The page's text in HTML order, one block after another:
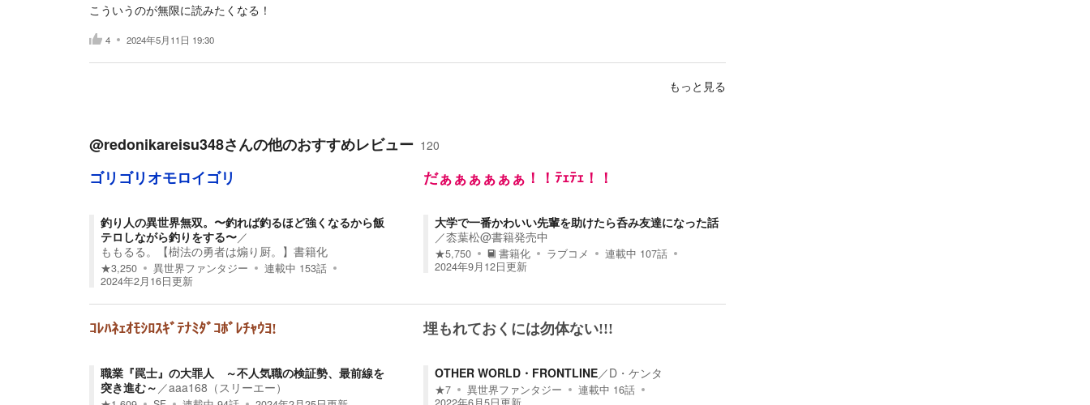
こういうのが無限に読みたくなる！
4 2024年5月11日 19:30
もっと見る
@redonikareisu348さんの他のおすすめレビュー 120
ゴリゴリオモロイゴリ
釣り人の異世界無双。〜釣れば釣るほど強くなるから飯
テロしながら釣りをする〜／
ももるる。【樹法の勇者は煽り厨。】書籍化
★3,250 異世界ファンタジー 連載中 153話
2024年2月16日更新
だぁぁぁぁぁぁ！！ﾃｪﾃｪ！！
大学で一番かわいい先輩を助けたら呑み友達になった話
／枩葉松@書籍発売中
★5,750 書籍化 ラブコメ 連載中 107話
2024年9月12日更新
ｺﾚﾊﾈｪｵﾓｼﾛｽｷﾞﾃﾅﾐﾀﾞｺﾎﾞﾚﾁｬｳﾖ!
職業『罠士』の大罪人 ～不人気職の検証勢、最前線を
突き進む～ ／aaa168（スリーエー）
埋もれておくには勿体ない!!!
OTHER WORLD・FRONTLINE／D・ケンタ
★7 異世界ファンタジー 連載中 16話